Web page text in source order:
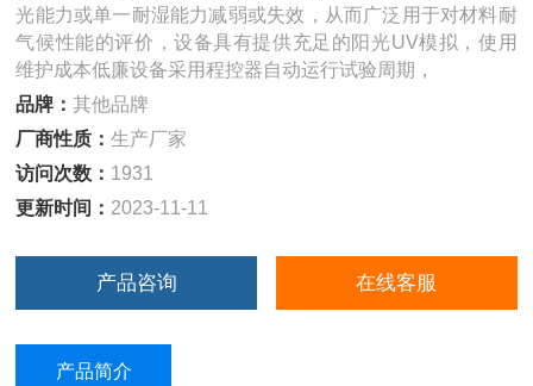
光能力或单一耐湿能力减弱或失效，从而广泛用于对材料耐
气候性能的评价，设备具有提供充足的阳光UV模拟，使用
维护成本低廉设备采用程控器自动运行试验周期，
品牌：其他品牌
厂商性质：生产厂家
访问次数： 1931
更新时间： 2023-11-11
产品咨询 在线客服
产品简介